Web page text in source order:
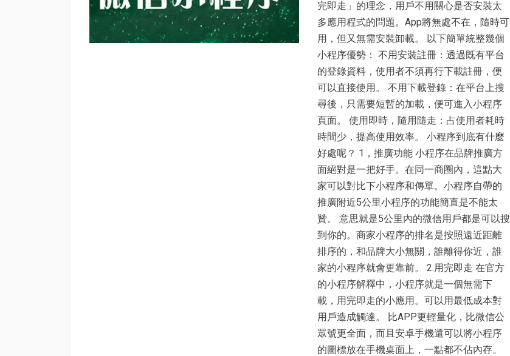
完即走」的理念，用戶不用關心是否安裝太
多應用程式的問題。App將無處不在，隨時可
用，但又無需安裝卸載。 以下簡單統整幾個
小程序優勢： 不用安裝註冊：透過既有平台
的登錄資料，使用者不須再行下載註冊，便
可以直接使用。 不用下載登錄：在平台上搜
尋後，只需要短暫的加載，便可進入小程序
頁面。 使用即時，隨用隨走：占使用者耗時
時間少，提高使用效率。 小程序到底有什麼
好處呢？ 1，推廣功能 小程序在品牌推廣方
面絕對是一把好手。在同一商圈內，這點大
家可以對比下小程序和傳單。小程序自帶的
推廣附近5公里小程序的功能簡直是不能太
贊。 意思就是5公里內的微信用戶都是可以搜
到你的。商家小程序的排名是按照遠近距離
排序的，和品牌大小無關，誰離得你近，誰
家的小程序就會更靠前。 2.用完即走 在官方
的小程序解釋中，小程序就是一個無需下
載，用完即走的小應用。可以用最低成本對
用戶造成觸達。 比APP更輕量化，比微信公
眾號更全面，而且安卓手機還可以將小程序
的圖標放在手機桌面上，一點都不佔內存。